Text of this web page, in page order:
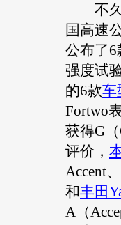
不久
国高速
公布了6
强度试
的6款车
Fortwo
获得G
评价，
Accent、
和丰田
A（